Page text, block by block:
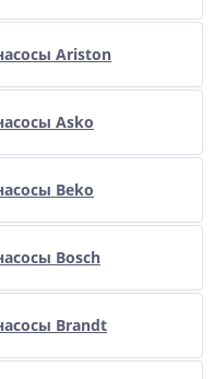
Ariston
Asko
Beko
Bosch
Brandt